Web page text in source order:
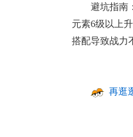
避坑指南
元素6级以上
搭配导致战力
再逛